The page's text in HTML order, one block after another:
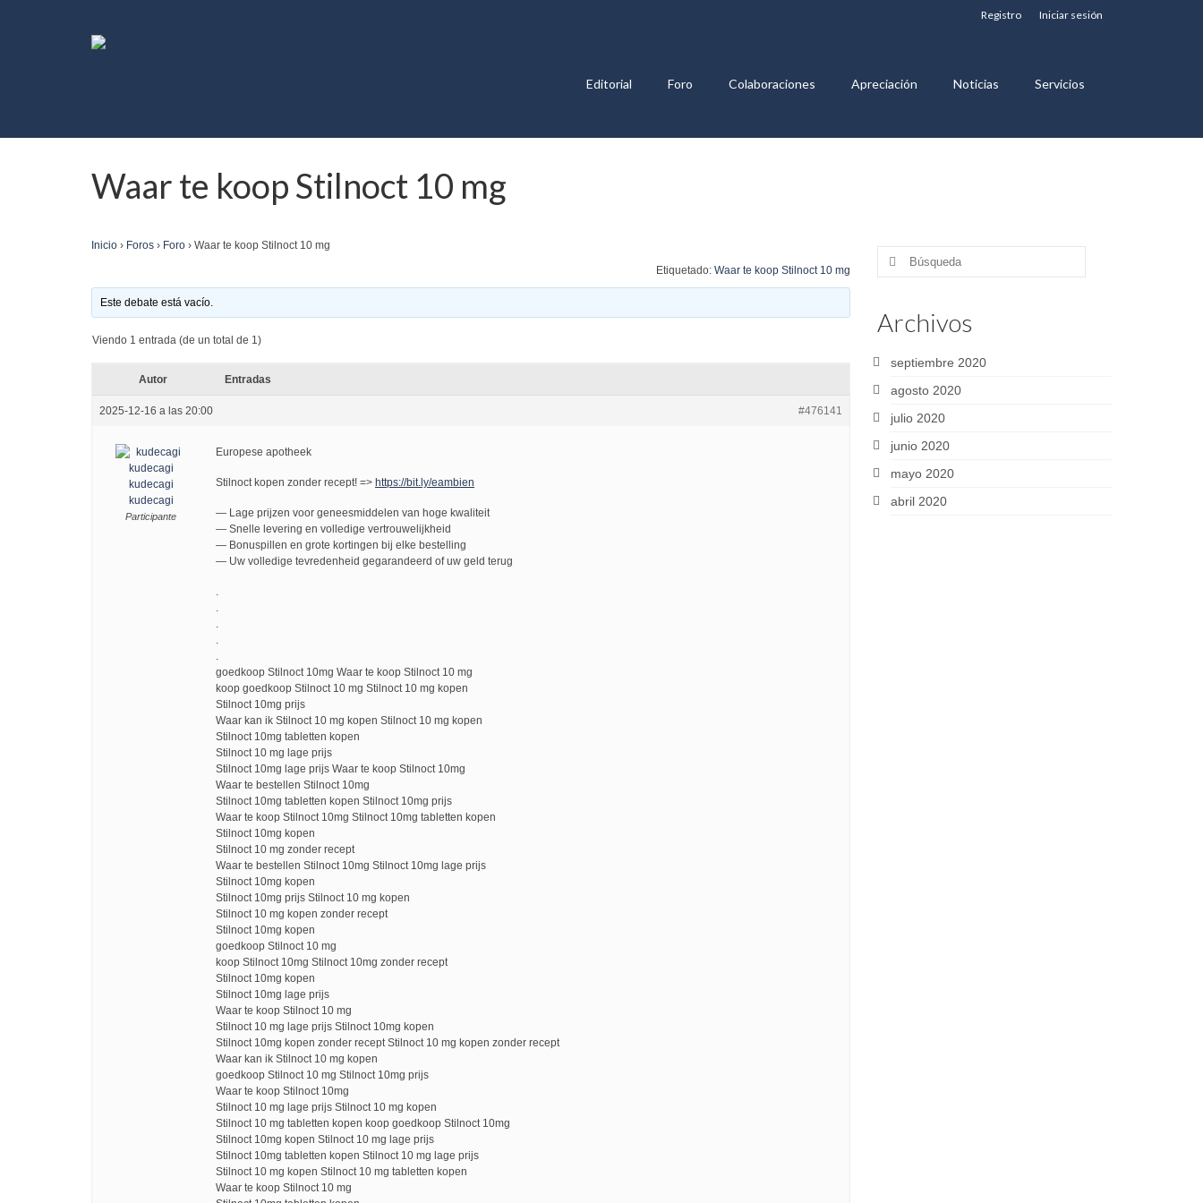
Registro Iniciar sesión
Editorial Foro Colaboraciones Apreciación Noticias Servicios
Waar te koop Stilnoct 10 mg
Inicio › Foros › Foro › Waar te koop Stilnoct 10 mg
Etiquetado: Waar te koop Stilnoct 10 mg
Este debate está vacío.
Viendo 1 entrada (de un total de 1)
Autor Entradas
2025-12-16 a las 20:00 #476141
kudecagi
kudecagi
Participante
Europese apotheek
Stilnoct kopen zonder recept! => https://bit.ly/eambien
— Lage prijzen voor geneesmiddelen van hoge kwaliteit
— Snelle levering en volledige vertrouwelijkheid
— Bonuspillen en grote kortingen bij elke bestelling
— Uw volledige tevredenheid gegarandeerd of uw geld terug
.
.
.
.
.
goedkoop Stilnoct 10mg Waar te koop Stilnoct 10 mg
koop goedkoop Stilnoct 10 mg Stilnoct 10 mg kopen
Stilnoct 10mg prijs
Waar kan ik Stilnoct 10 mg kopen Stilnoct 10 mg kopen
Stilnoct 10mg tabletten kopen
Stilnoct 10 mg lage prijs
Stilnoct 10mg lage prijs Waar te koop Stilnoct 10mg
Waar te bestellen Stilnoct 10mg
Stilnoct 10mg tabletten kopen Stilnoct 10mg prijs
Waar te koop Stilnoct 10mg Stilnoct 10mg tabletten kopen
Stilnoct 10mg kopen
Stilnoct 10 mg zonder recept
Waar te bestellen Stilnoct 10mg Stilnoct 10mg lage prijs
Stilnoct 10mg kopen
Stilnoct 10mg prijs Stilnoct 10 mg kopen
Stilnoct 10 mg kopen zonder recept
Stilnoct 10mg kopen
goedkoop Stilnoct 10 mg
koop Stilnoct 10mg Stilnoct 10mg zonder recept
Stilnoct 10mg kopen
Stilnoct 10mg lage prijs
Waar te koop Stilnoct 10 mg
Stilnoct 10 mg lage prijs Stilnoct 10mg kopen
Stilnoct 10mg kopen zonder recept Stilnoct 10 mg kopen zonder recept
Waar kan ik Stilnoct 10 mg kopen
goedkoop Stilnoct 10 mg Stilnoct 10mg prijs
Waar te koop Stilnoct 10mg
Stilnoct 10 mg lage prijs Stilnoct 10 mg kopen
Stilnoct 10 mg tabletten kopen koop goedkoop Stilnoct 10mg
Stilnoct 10mg kopen Stilnoct 10 mg lage prijs
Stilnoct 10mg tabletten kopen Stilnoct 10 mg lage prijs
Stilnoct 10 mg kopen Stilnoct 10 mg tabletten kopen
Waar te koop Stilnoct 10 mg
Buscar
Archivos
septiembre 2020
agosto 2020
julio 2020
junio 2020
mayo 2020
abril 2020